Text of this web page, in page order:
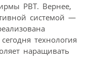
PBT. Вернее,
системой —
технология
наращивать